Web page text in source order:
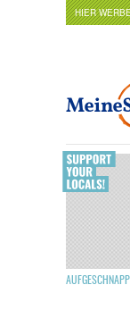
HIER
AUFGESCHNAPPT